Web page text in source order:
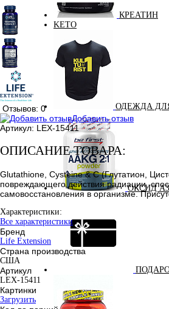
КРЕАТИН
KETO
ОДЕЖДА
ОКСИД
Отзывов: 0
Добавить отзыв
Артикул: LEX-15411
ОПИСАНИЕ ТОВАРА:
Glutathione, Cysteine & C (Глутатион,
повреждающего действия радиации,
самовосстановления в организме.
Характеристики:
Все характеристики
Бренд
Life Extension
Страна производства
США
Артикул
LEX-15411
Картинки
Загрузить